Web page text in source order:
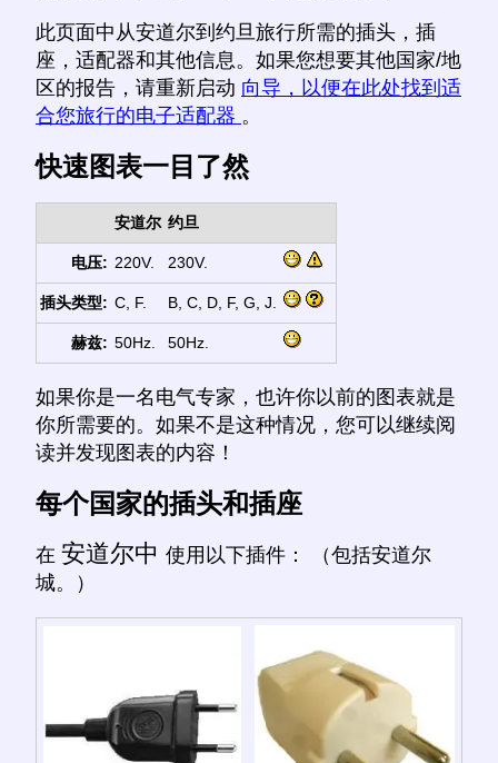
此页面中从安道尔到约旦旅行所需的插头，插
座，适配器和其他信息。如果您想要其他国家/地
区的报告，请重新启动 向导，以便在此处找到适
合您旅行的电子适配器 。
快速图表一目了然
安道尔 约旦
电压: 220V. 230V.
插头类型: C, F. B, C, D, F, G, J.
赫兹: 50Hz. 50Hz.
如果你是一名电气专家，也许你以前的图表就是
你所需要的。如果不是这种情况，您可以继续阅
读并发现图表的内容！
每个国家的插头和插座
在 安道尔中 使用以下插件： （包括安道尔
城。）